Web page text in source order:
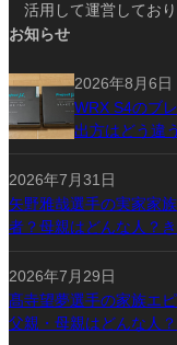
活用して運営しており
お知らせ
2026年8月6日
WRX S4のブ
出方はどう違
2026年7月31日
矢野雅哉選手の実家家
者？母親はどんな人？
2026年7月29日
髙寺望夢選手の家族エ
父親・母親はどんな人